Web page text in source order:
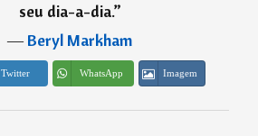
seu dia-a-dia.”
―Beryl Markham
Twitter WhatsApp Imagem